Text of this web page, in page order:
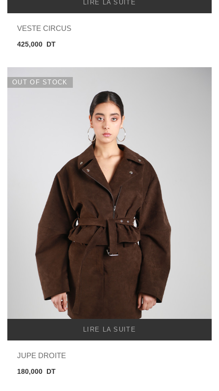
LIRE LA SUITE
VESTE CIRCUS
425,000 DT
OUT OF STOCK
LIRE LA SUITE
JUPE DROITE
180,000 DT